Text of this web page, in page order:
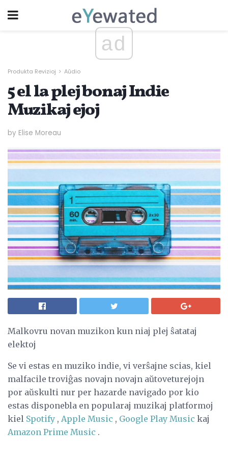
ad
Produkta Revizioj Aŭdio
5 el la plej bonaj Indie
Muzikaj ejoj
by Elise Moreau
Malkovru novan muzikon kun niaj plej ŝatataj
elektoj
Se vi estas en muziko indie, vi verŝajne scias, kiel
malfacile troviĝas novajn novajn aŭtoveturejojn
por aŭskulti nur per hazarde navigado por kio
estas disponebla en popularaj muzikaj platformoj
kiel Spotify , Apple Music , Google Play Music kaj
Amazon Prime Music .